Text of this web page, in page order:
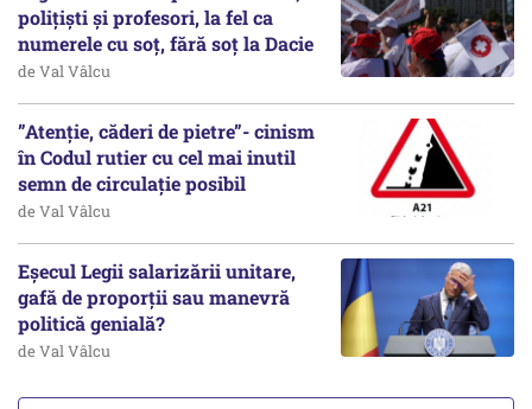
polițiști și profesori, la fel ca
numerele cu soț, fără soț la Dacie
de Val Vâlcu
”Atenție, căderi de pietre”- cinism
în Codul rutier cu cel mai inutil
semn de circulație posibil
de Val Vâlcu
Eșecul Legii salarizării unitare,
gafă de proporții sau manevră
politică genială?
de Val Vâlcu